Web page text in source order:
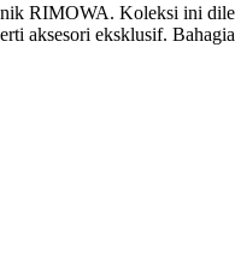
RIMOWA. Koleksi ini
aksesori eksklusif.